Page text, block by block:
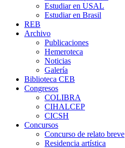
Estudiar en USAL
Estudiar en Brasil
REB
Archivo
Publicaciones
Hemeroteca
Noticias
Galería
Biblioteca CEB
Congresos
COLIBRA
CIHALCEP
CICSH
Concursos
Concurso de relato breve
Residencia artística